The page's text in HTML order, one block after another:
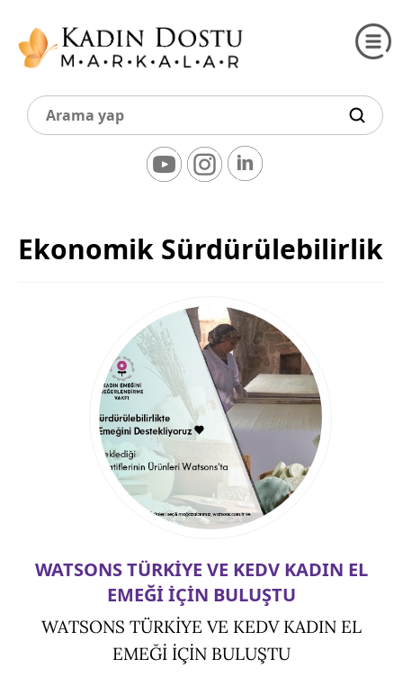
Ekonomik Sürdürülebilirlik
WATSONS TÜRKİYE VE KEDV KADIN EL
EMEĞİ İÇİN BULUŞTU
WATSONS TÜRKİYE VE KEDV KADIN EL
EMEĞİ İÇİN BULUŞTU